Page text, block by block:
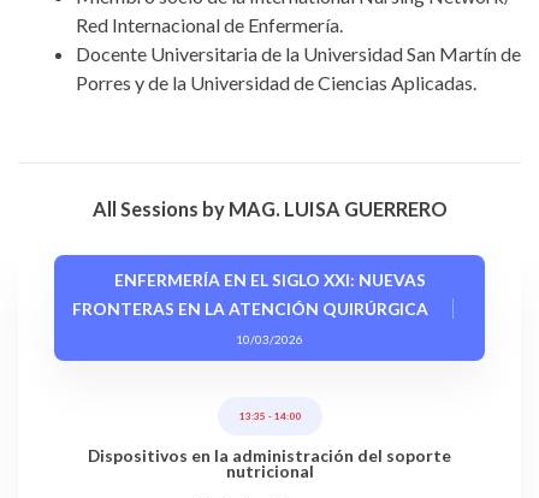
Red Internacional de Enfermería.
Docente Universitaria de la Universidad San Martín de
Porres y de la Universidad de Ciencias Aplicadas.
All Sessions by MAG. LUISA GUERRERO
ENFERMERÍA EN EL SIGLO XXI: NUEVAS
FRONTERAS EN LA ATENCIÓN QUIRÚRGICA
10/03/2026
13:35 - 14:00
Dispositivos en la administración del soporte
nutricional